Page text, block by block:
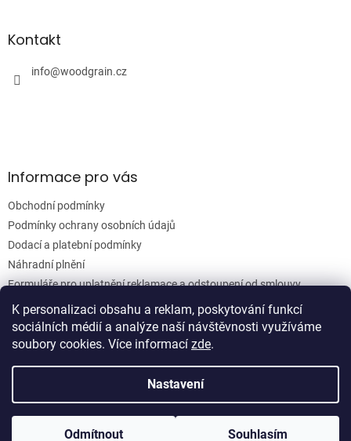
K personalizaci obsahu a reklam, poskytování funkcí
sociálních médií a analýze naší návštěvnosti využíváme
soubory cookies. Více informací zde.
Nastavení
Odmítnout Souhlasím
aKontakt
info@woodgrain.cz
Informace pro vás
Obchodní podmínky
Podmínky ochrany osobních údajů
Dodací a platební podmínky
Náhradní plnění
Formuláře pro uplatnění reklamace a odstoupení od smlouvy
Moje objednávka
Woodgrain s.r.o.
Upravit nastavení cookies